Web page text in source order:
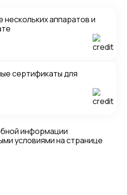
нескольких аппаратов и
сертификаты для
информации
условиями на странице